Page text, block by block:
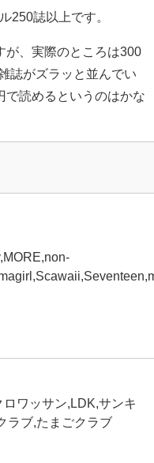
250誌以上です。
が、実際のところは300
誌がズラッと並んでい
で読めるというのはかな
ワッサン,LDK,サンキ
ラブ,たまごクラブ